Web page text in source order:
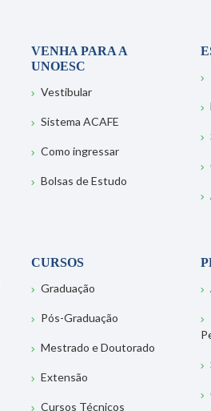
VENHA PARA A
UNOESC
Vestibular
Sistema ACAFE
Como ingressar
Bolsas de Estudo
CURSOS
Graduação
Pós-Graduação
Mestrado e Doutorado
Extensão
Cursos Técnicos